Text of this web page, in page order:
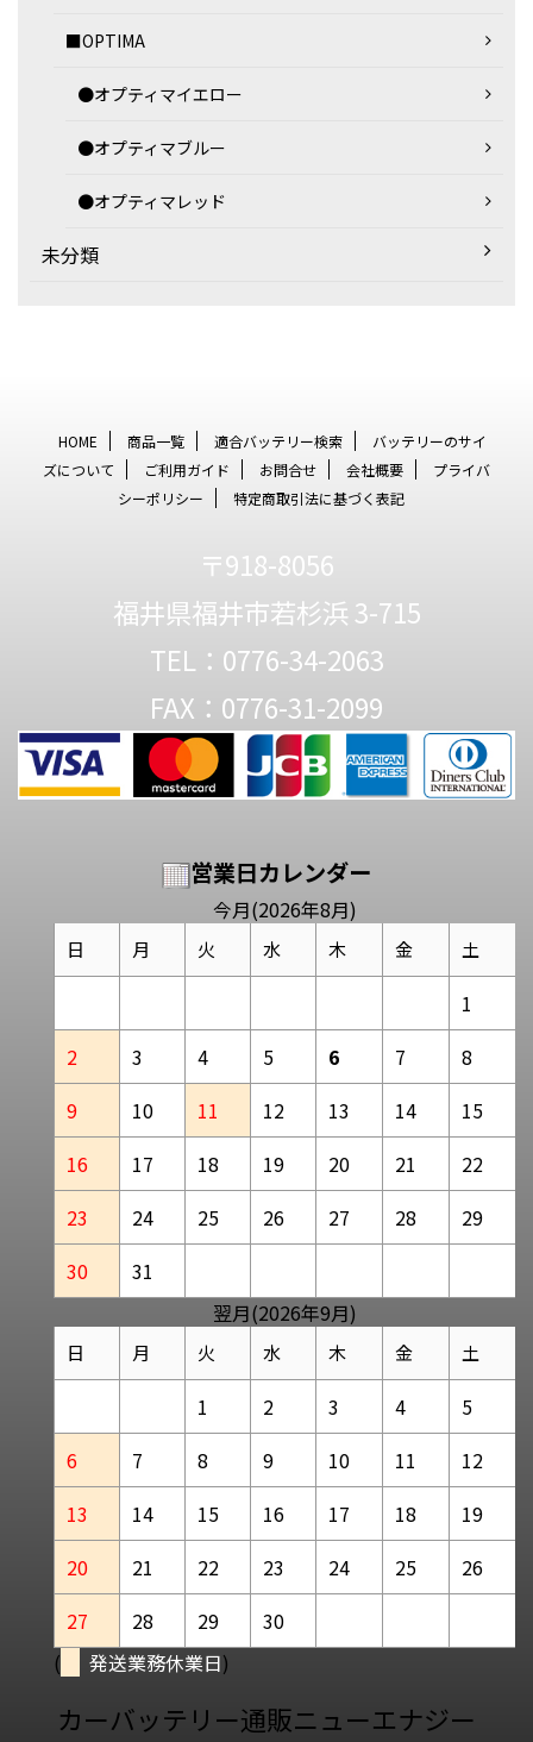
■OPTIMA
●オプティマイエロー
●オプティマブルー
●オプティマレッド
未分類
HOME 商品一覧 適合バッテリー検索
バッテリーのサイ
ズについて
ご利用ガイド お問合せ 会社概要
プライバ
シーポリシー
特定商取引法に基づく表記
〒918-8056
福井県福井市若杉浜 3-715
TEL：0776-34-2063
FAX：0776-31-2099
営業日カレンダー
今月(2026年8月)
日 月 火 水 木 金 土
1
2
3 4 5 6 7
8
9
10 11 12 13 14
15
16
17 18 19 20 21
22
23
24 25 26 27 28
29
30
31
翌月(2026年9月)
日 月 火 水 木 金 土
1 2 3 4
5
6
7 8 9 10 11
12
13
14 15 16 17 18
19
20
21 22 23 24 25
26
27
28 29
30
(
発送業務休業日)
カーバッテリー通販ニューエナジー